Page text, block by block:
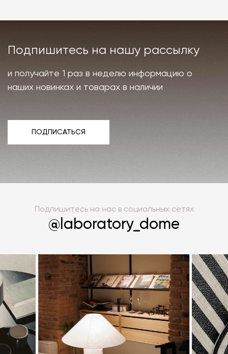
Подпишитесь на нашу рассылку
и получайте 1 раз в неделю информацию о
наших новинках и товарах в наличии
ПОДПИСАТЬСЯ
Подпишитесь на нас в социальных сетях
@laboratory_dome